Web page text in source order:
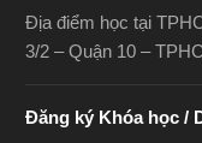
Địa điểm học tại
3/2 – Quận 10 –
Đăng ký Khóa học /